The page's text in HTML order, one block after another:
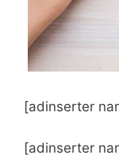
[adinserter
[adinserter